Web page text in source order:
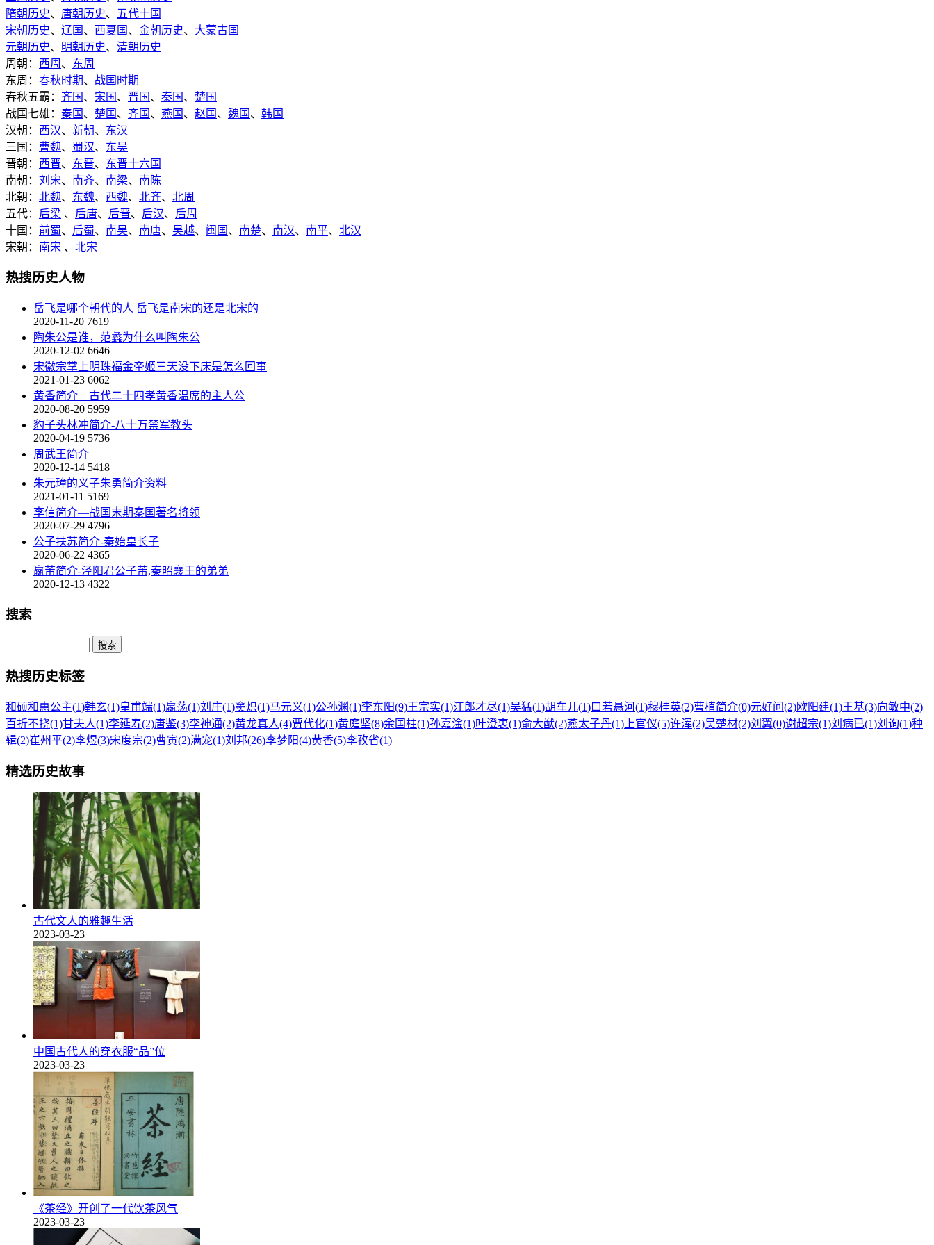
隋朝历史、 唐朝历史、
五代十国
宋朝历史、 辽国 、 西夏国 、 金朝历史、 大蒙古国
元朝历史、 明朝历史、 清朝历史
周朝： 西周 、 东周
东周： 春秋时期、 战国时期
春秋五霸： 齐国 、 宋国 、 晋国 、 秦国 、 楚国
战国七雄： 秦国 、 楚国 、 齐国 、 燕国 、 赵国 、 魏国 、 韩国
汉朝： 西汉、 新朝、 东汉
三国： 曹魏、 蜀汉、 东吴
晋朝： 西晋、 东晋、 东晋十六国
南朝： 刘宋、 南齐、 南梁、 南陈
北朝： 北魏、 东魏、 西魏、 北齐、 北周
五代： 后梁 、 后唐、 后晋、 后汉、 后周
十国： 前蜀、 后蜀、 南吴、 南唐、 吴越、 闽国 、 南楚、 南汉、 南平、 北汉
宋朝： 南宋 、 北宋
热搜历史人物
岳飞是哪个朝代的人 岳飞是南宋的还是北宋的
2020-11-20 7619
陶朱公是谁，范蠡为什么叫陶朱公
2020-12-02 6646
宋徽宗掌上明珠福金帝姬三天没下床是怎么回事
2021-01-23 6062
黄香简介—古代二十四孝黄香温席的主人公
2020-08-20 5959
豹子头林冲简介-八十万禁军教头
2020-04-19 5736
周武王简介
2020-12-14 5418
朱元璋的义子朱勇简介资料
2021-01-11 5169
李信简介—战国末期秦国著名将领
2020-07-29 4796
公子扶苏简介-秦始皇长子
2020-06-22 4365
嬴芾简介-泾阳君公子芾,秦昭襄王的弟弟
2020-12-13 4322
搜索
热搜历史标签
和硕和惠公主(1)韩玄(1)皇甫端(1)嬴荡(1)刘庄(1)窦炽(1)马元义(1)公孙渊(1)李东阳(9)王宗实(1)江郎才尽(1)吴猛(1)胡车儿(1)口若悬河(1)穆桂英(2)曹植简介(0)元好问(2)欧阳建(1)王基(3)向敏中(2)
百折不挠(1)甘夫人(1)李延寿(2)唐鉴(3)李神通(2)黄龙真人(4)贾代化(1)黄庭坚(8)余国柱(1)孙嘉淦(1)叶澄衷(1)俞大猷(2)燕太子丹(1) 上官仪(5)许浑(2)吴楚材(2)刘翼(0)谢超宗(1)刘病已(1)刘询(1)种
辑(2)崔州平(2)李煜(3)宋度宗(2)曹寅(2)满宠(1)刘邦(26)李梦阳(4)黄香(5)李孜省(1)
精选历史故事
古代文人的雅趣生活
2023-03-23
中国古代人的穿衣服“品”位
2023-03-23
《茶经》开创了一代饮茶风气
2023-03-23